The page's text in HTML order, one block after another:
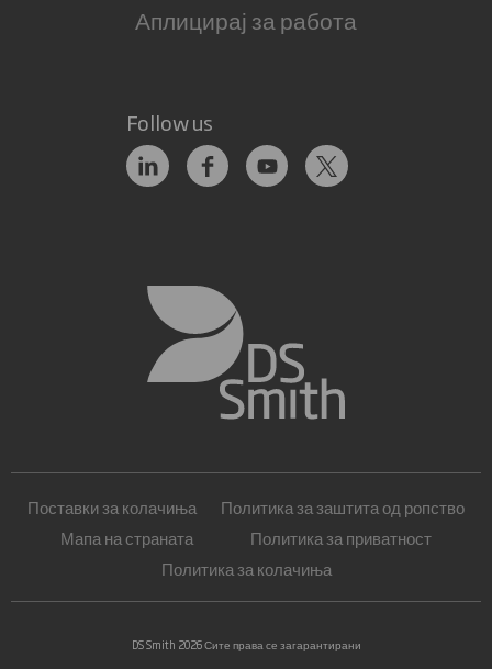
Аплицирај за работа
Follow us
Поставки за колачиња
Политика за заштита од ропство
Мапа на страната
Политика за приватност
Политика за колачиња
DS Smith 2026 Сите права се загарантирани